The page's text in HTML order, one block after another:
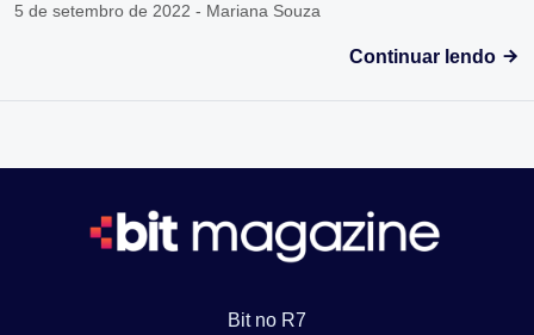
5 de setembro de 2022 - Mariana Souza
Continuar lendo
Bit no R7